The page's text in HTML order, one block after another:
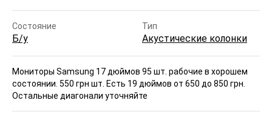
Состояние
Б/у
Тип
Акустические колонки
Мониторы Samsung 17 дюймов 95 шт. рабочие в хорошем
состоянии. 550 грн шт. Есть 19 дюймов от 650 до 850 грн.
Остальные диагонали уточняйте